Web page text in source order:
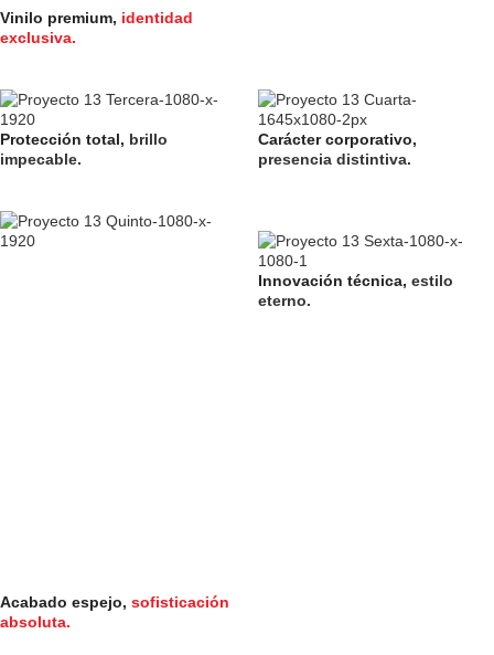
Vinilo premium, identidad
exclusiva.
Protección total, brillo
impecable.
Carácter corporativo,
presencia distintiva.
Acabado espejo, sofisticación
absoluta.
Innovación técnica, estilo
eterno.